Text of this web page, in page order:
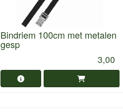
Bindriem 100cm met metalen
gesp
3,00